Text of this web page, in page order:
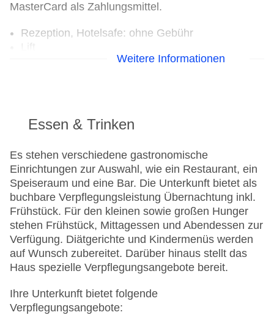
MasterCard als Zahlungsmittel.
Rezeption, Hotelsafe: ohne Gebühr
Lift
gegen Gebühr
Zahlungsarten: TUI Card / VISA, MasterCard,
Parkmöglichkeiten: Parkplatz (nach
Verfügbarkeit), unbewacht: gegen Gebühr,
Garage: gegen Gebühr
Tagungseinrichtungen: Konferenzräume: 1
Zimmer: 142
Landeskategorie: 4 Sterne
Weitere Informationen
Essen & Trinken
Es stehen verschiedene gastronomische
Einrichtungen zur Auswahl, wie ein Restaurant, ein
Speiseraum und eine Bar. Die Unterkunft bietet als
buchbare Verpflegungsleistung Übernachtung inkl.
Frühstück. Für den kleinen sowie großen Hunger
stehen Frühstück, Mittagessen und Abendessen zur
Verfügung. Diätgerichte und Kindermenüs werden
auf Wunsch zubereitet. Darüber hinaus stellt das
Haus spezielle Verpflegungsangebote bereit.
Ihre Unterkunft bietet folgende
Verpflegungsangebote: